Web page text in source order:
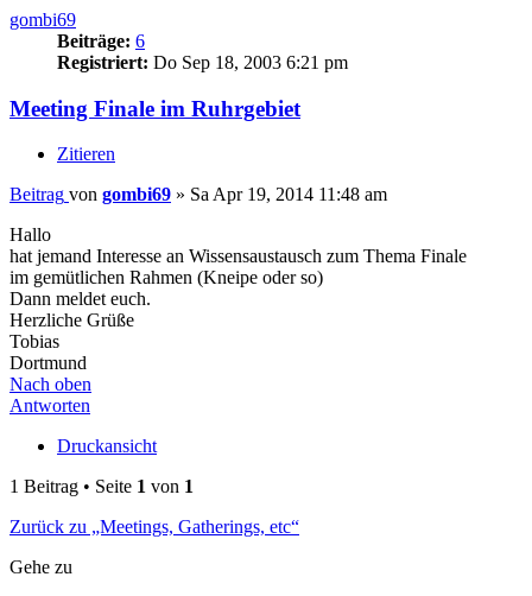
gombi69
Beiträge: 6
Registriert: Do Sep 18, 2003 6:21 pm
Meeting Finale im Ruhrgebiet
Zitieren
Beitrag von gombi69 » Sa Apr 19, 2014 11:48 am
Hallo
hat jemand Interesse an Wissensaustausch zum Thema Finale
im gemütlichen Rahmen (Kneipe oder so)
Dann meldet euch.
Herzliche Grüße
Tobias
Dortmund
Nach oben
Antworten
Druckansicht
1 Beitrag • Seite 1 von 1
Zurück zu „Meetings, Gatherings, etc“
Gehe zu